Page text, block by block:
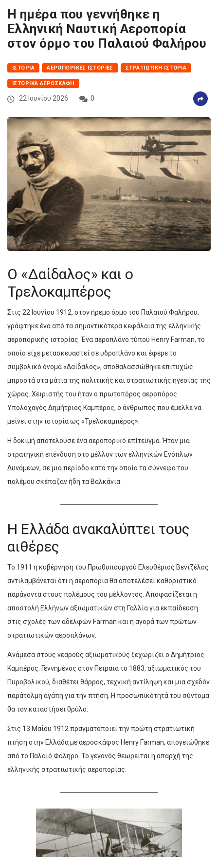
Η ημέρα που γεννήθηκε η
Ελληνική Ναυτική Αεροπορία
στον όρμο του Παλαιού Φαλήρου
ΙΣΤΟΡΊΑ ΑΕΡΟΠΟΡΙΚΈΣ ΙΣΤΟΡΊΕΣ ΣΤΡΑΤΙΩΤΙΚΉ ΙΣΤΟΡΊΑ
ΙΣΤΟΡΙΚΆ ΑΕΡΟΣΚΆΦΗ
22 Ιουνίου 2026 0
Ο «Δαίδαλος» και ο
Τρελοκαμπέρος
Στις 22 Ιουνίου 1912, στον ήρεμο όρμο του Παλαιού Φαλήρου,
γράφτηκε ένα από τα σημαντικότερα κεφάλαια της ελληνικής
αεροπορικής ιστορίας. Ένα αεροπλάνο τύπου Henry Farman, το
οποίο είχε μετασκευαστεί σε υδροπλάνο και έφερε το
συμβολικό όνομα «Δαίδαλος», αποθαλασσώθηκε επιτυχώς
μπροστά στα μάτια της πολιτικής και στρατιωτικής ηγεσίας της
χώρας. Χειριστής του ήταν ο πρωτοπόρος αεροπόρος
Υπολοχαγός Δημήτριος Καμπέρος, ο άνθρωπος που έμελλε να
μείνει στην ιστορία ως «Τρελοκαμπέρος».
Η δοκιμή αποτελούσε ένα αεροπορικό επίτευγμα. Ήταν μια
στρατηγική επένδυση στο μέλλον των ελληνικών Ενόπλων
Δυνάμεων, σε μια περίοδο κατά την οποία τα σύννεφα του
πολέμου σκέπαζαν ήδη τα Βαλκάνια.
Η Ελλάδα ανακαλύπτει τους
αιθέρες
Το 1911 η κυβέρνηση του Πρωθυπουργού Ελευθέριος Βενιζέλος
αντιλαμβάνεται ότι η αεροπορία θα αποτελέσει καθοριστικό
παράγοντα στους πολέμους του μέλλοντος. Αποφασίζεται η
αποστολή Ελλήνων αξιωματικών στη Γαλλία για εκπαίδευση
στις σχολές των αδελφών Farman και η αγορά των πρώτων
στρατιωτικών αεροπλάνων.
Ανάμεσα στους νεαρούς αξιωματικούς ξεχωρίζει ο Δημήτριος
Καμπέρος. Γεννημένος στον Πειραιά το 1883, αξιωματικός του
Πυροβολικού, διαθέτει θάρρος, τεχνική αντίληψη και μια σχεδόν
παράτολμη αγάπη για την πτήση. Η προσωπικότητά του σύντομα
θα τον καταστήσει θρύλο.
Στις 13 Μαΐου 1912 πραγματοποιεί την πρώτη στρατιωτική
πτήση στην Ελλάδα με αεροσκάφος Henry Farman, απογειώθηκε
από το Παλαιό Φάληρο. Το γεγονός θεωρείται η απαρχή της
ελληνικής στρατιωτικής αεροπορίας.